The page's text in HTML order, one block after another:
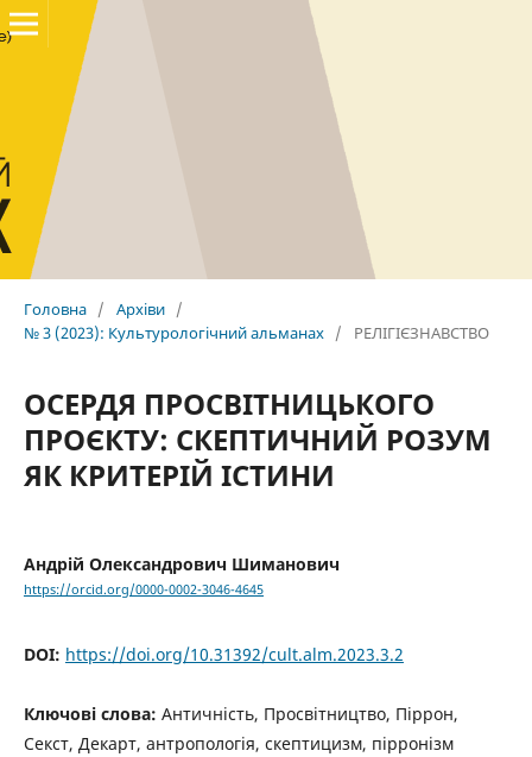
Головна / Архіви /
№ 3 (2023): Культурологічний альманах / РЕЛІГІЄЗНАВСТВО
ОСЕРДЯ ПРОСВІТНИЦЬКОГО
ПРОЄКТУ: СКЕПТИЧНИЙ РОЗУМ
ЯК КРИТЕРІЙ ІСТИНИ
Андрій Олександрович Шиманович
https://orcid.org/0000-0002-3046-4645
DOI: https://doi.org/10.31392/cult.alm.2023.3.2
Ключові слова: Античність, Просвітництво, Піррон,
Секст, Декарт, антропологія, скептицизм, пірронізм